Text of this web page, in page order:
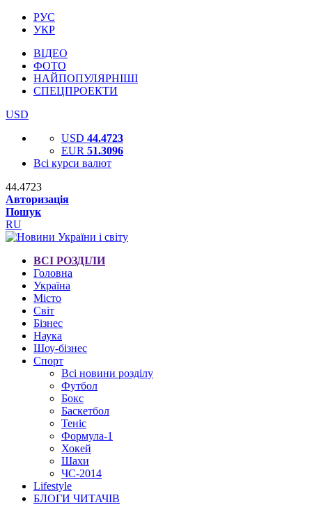
РУС
УКР
ВІДЕО
ФОТО
НАЙПОПУЛЯРНІШІ
СПЕЦПРОЕКТИ
USD
USD 44.4723
EUR 51.3096
Всі курси валют
44.4723
Авторизація
Пошук
RU
ВСІ РОЗДІЛИ
Головна
Україна
Місто
Світ
Бізнес
Наука
Шоу-бізнес
Спорт
Всі новини розділу
Футбол
Бокс
Баскетбол
Теніс
Формула-1
Хокей
Шахи
ЧС-2014
Lifestyle
БЛОГИ ЧИТАЧІВ